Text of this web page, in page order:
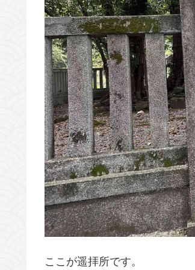
ここが遥拝所です。